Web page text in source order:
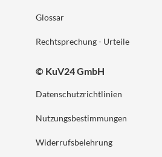
Glossar
Rechtsprechung - Urteile
© KuV24 GmbH
Datenschutzrichtlinien
Nutzungsbestimmungen
Widerrufsbelehrung